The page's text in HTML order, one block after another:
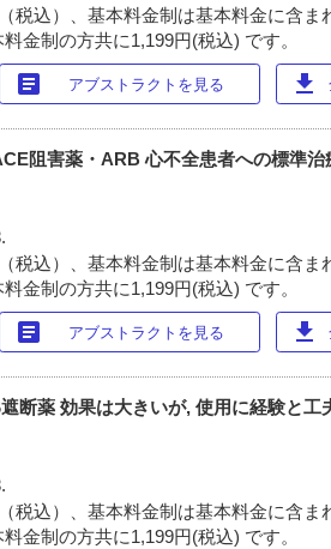
税込）、基本料金制は基本料金に含ま
金制の方共に1,199円(税込) です。
article アブストラクトを見る download
阻害薬・ARB 心不全患者への標準治
税込）、基本料金制は基本料金に含ま
金制の方共に1,199円(税込) です。
article アブストラクトを見る download
断薬 効果は大きいが, 使用に経験と工
税込）、基本料金制は基本料金に含ま
金制の方共に1,199円(税込) です。